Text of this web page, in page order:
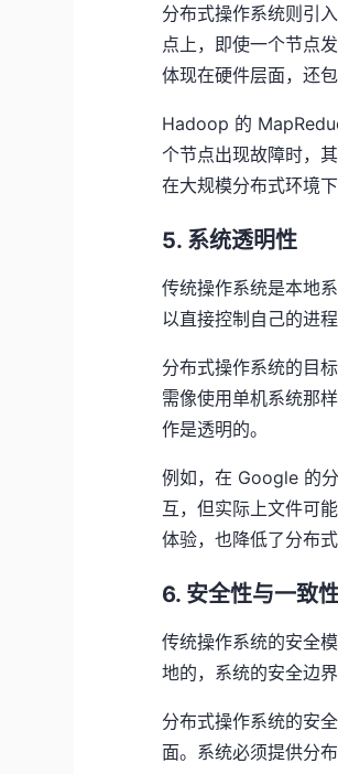
分布式操作系统则引
点上，即使一个节点
体现在硬件层面，还
Hadoop 的
个节点出现故障时，
在大规模分布式环境
5. 系统透明性
传统操作系统是本地
以直接控制自己的进
分布式操作系统的目
需像使用单机系统那
作是透明的。
例如，在 Google 的
互，但实际上文件可
体验，也降低了分布
6. 安全性与一致
传统操作系统的安全
地的，系统的安全边
分布式操作系统的安
面。系统必须提供分